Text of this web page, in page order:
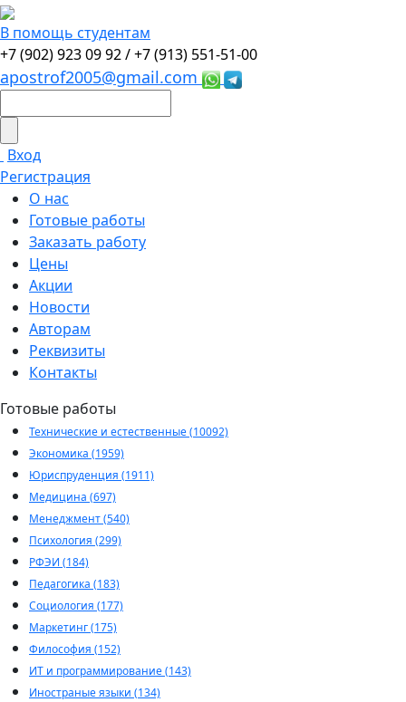
В помощь студентам
+7 (902) 923 09 92 /+7 (913) 551-51-00
apostrof2005@gmail.com
Вход
Регистрация
О нас
Готовые работы
Заказать работу
Цены
Акции
Новости
Авторам
Реквизиты
Контакты
Готовые работы
Технические и естественные (10092)
Экономика (1959)
Юриспруденция (1911)
Медицина (697)
Менеджмент (540)
Психология (299)
РФЭИ (184)
Педагогика (183)
Социология (177)
Маркетинг (175)
Философия (152)
ИТ и программирование (143)
Иностраные языки (134)